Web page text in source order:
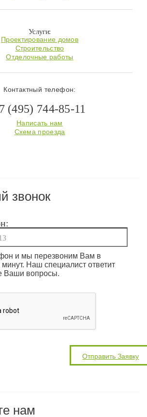
Услуги:
Проектирование домов
Строительство
Отделочные работы
Контактный телефон:
(495) 744-85-11
Написать нам
Схема проезда
звонок
и мы перезвоним Вам в
Наш специалист ответит
Ваши вопросы.
нам